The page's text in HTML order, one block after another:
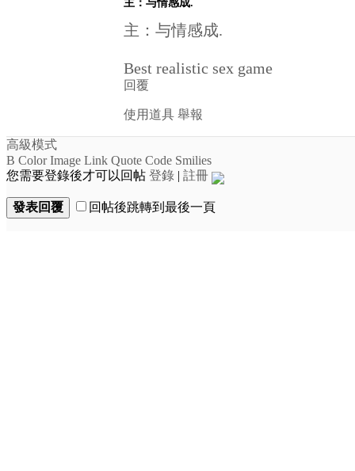
主：与情感成.
主：与情感成.
Best realistic sex game
回覆
使用道具 舉報
高級模式
B Color Image Link Quote Code Smilies
您需要登錄後才可以回帖 登錄 | 註冊
發表回覆 回帖後跳轉到最後一頁